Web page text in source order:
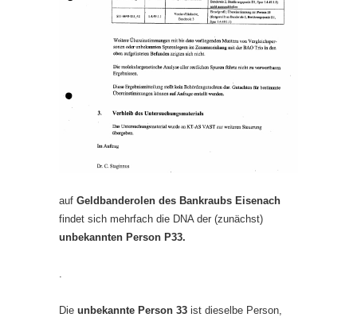
auf Geldbanderolen des Bankraubs Eisenach
findet sich mehrfach die DNA der (zunächst)
unbekannten Person P33.
Die unbekannte Person 33 ist dieselbe Person,